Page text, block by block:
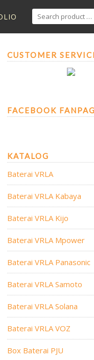
CUSTOMER
FACEBOOK
KATALOG
Baterai VRLA
Baterai VRLA Kabaya
Baterai VRLA Kijo
Baterai VRLA Mpower
Baterai VRLA Panasonic
Baterai VRLA Samoto
Baterai VRLA Solana
Baterai VRLA VOZ
Box Baterai PJU